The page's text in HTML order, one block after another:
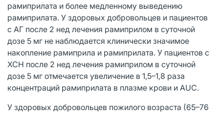
рамиприлата и более медленному выведению
рамиприлата. У здоровых добровольцев и пациентов
с АГ после 2 нед лечения рамиприлом в суточной
дозе 5 мг не наблюдается клинически значимое
накопление рамиприла и рамиприлата. У пациентов с
ХСН после 2 нед лечения рамиприлом в суточной
дозе 5 мг отмечается увеличение в 1,5–1,8 раза
концентраций рамиприлата в плазме крови и AUC.
У здоровых добровольцев пожилого возраста (65–76